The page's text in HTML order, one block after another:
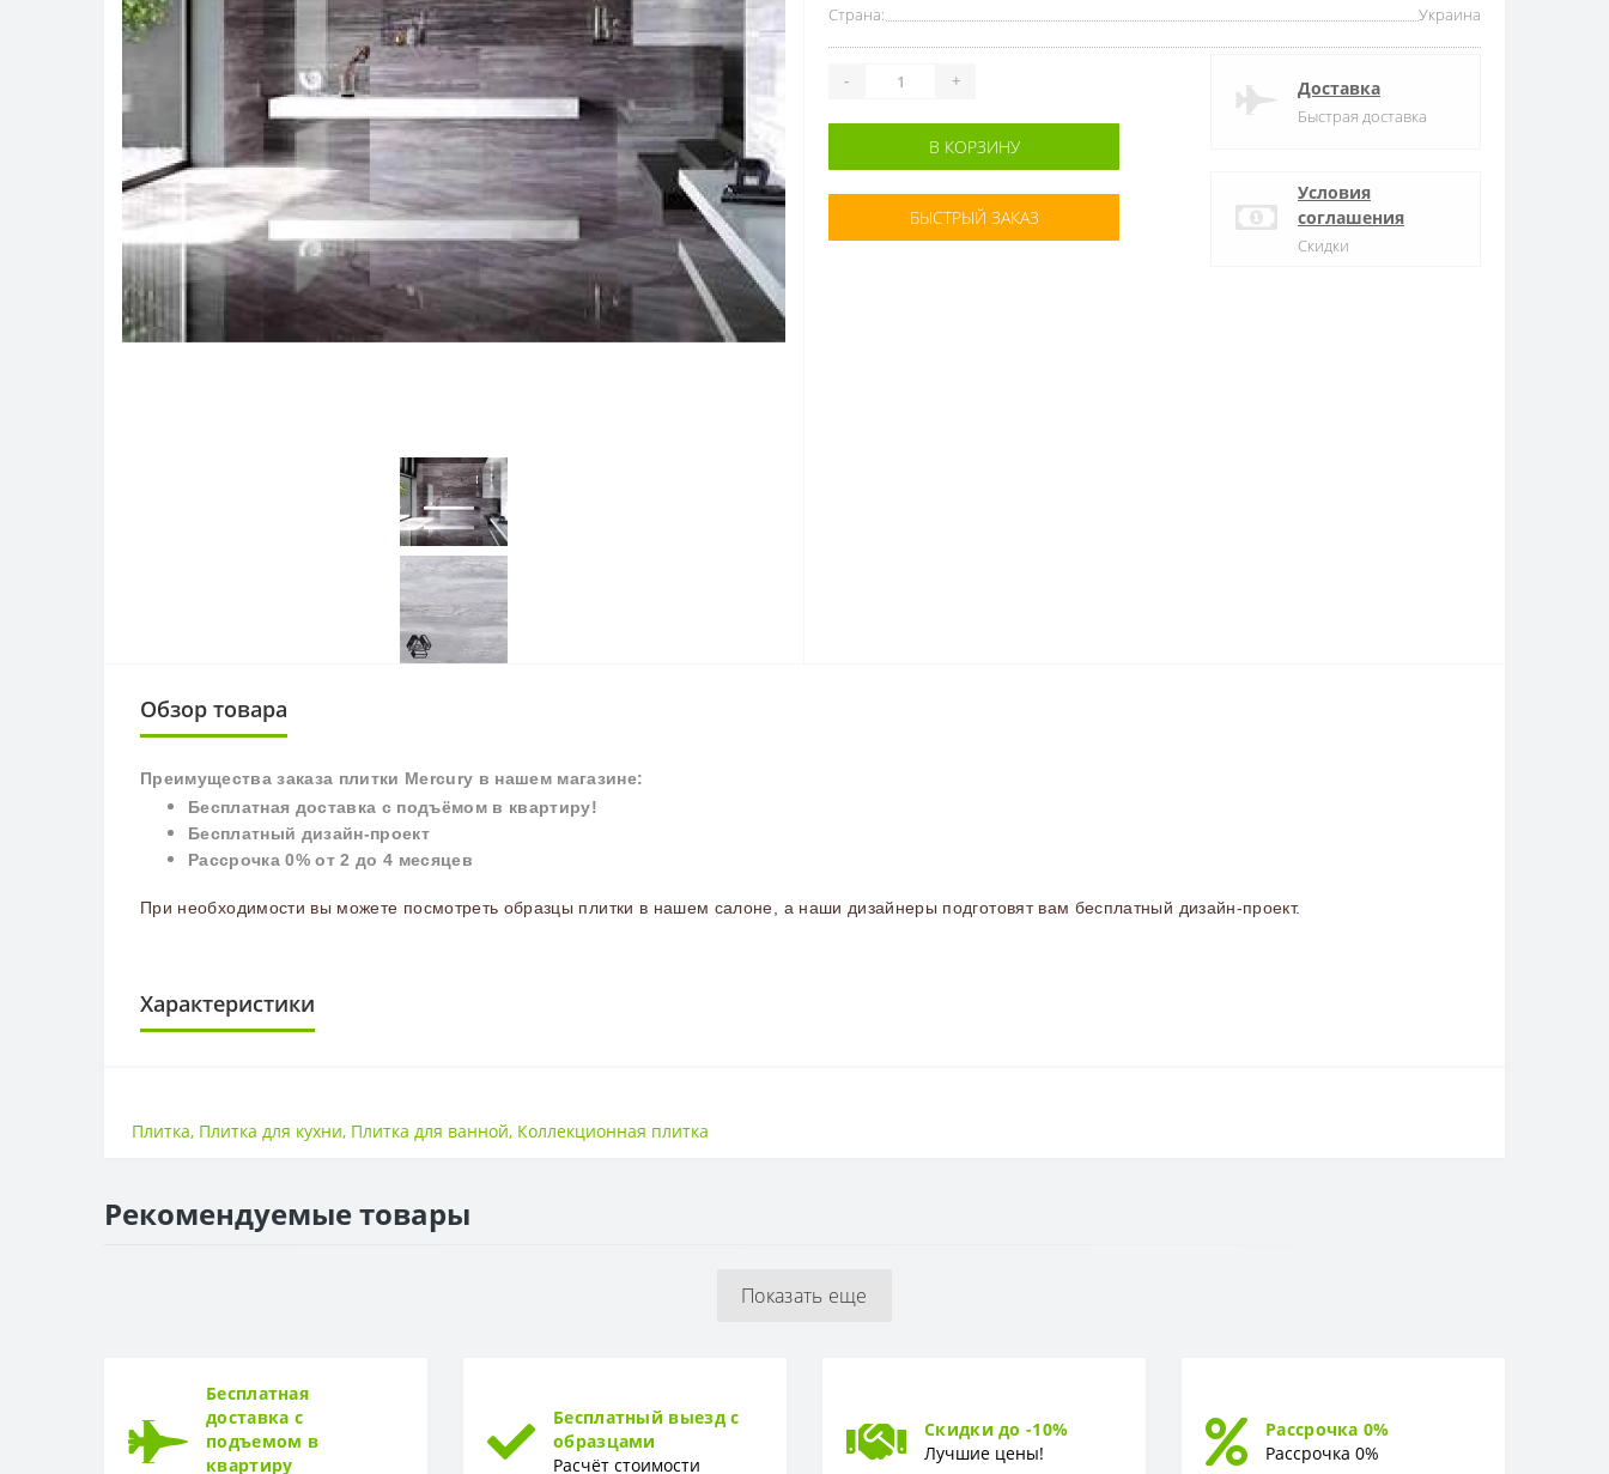
Страна:
Украина
- +
В КОРЗИНУ
БЫСТРЫЙ ЗАКАЗ
Доставка
Быстрая доставка
Условия
соглашения
Скидки
Обзор товара
Преимущества заказа плитки Mercury в нашем магазине:
Бесплатная доставка с подъёмом в квартиру!
Бесплатный дизайн-проект
Рассрочка 0% от 2 до 4 месяцев
При необходимости вы можете посмотреть образцы плитки в нашем салоне, а наши дизайнеры подготовят вам бесплатный дизайн-проект.
Характеристики
Размер
Плитка, Плитка для кухни, Плитка для ванной, Коллекционная плитка
Рекомендуемые товары
Показать еще
Бесплатная
доставка с
подъемом в
квартиру
Бесплатный выезд с
образцами
Расчёт стоимости
Скидки до -10%
Лучшие цены!
Рассрочка 0%
Рассрочка 0%